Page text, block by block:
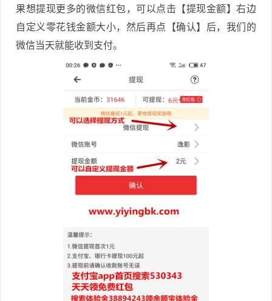
果想提现更多的微信红包，可以点击【提现金额】右边
自定义零花钱金额大小，然后再点【确认】后，我们的
微信当天就能收到支付。